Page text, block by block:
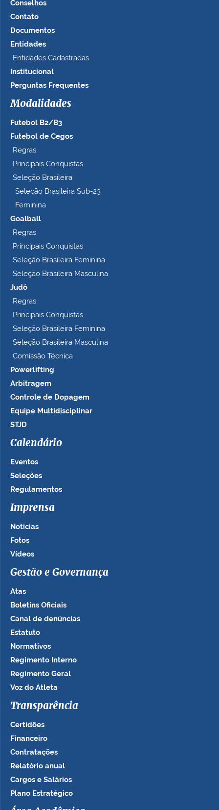
Conselhos
Contato
Documentos
Entidades
Entidades Cadastradas
Institucional
Perguntas Frequentes
Modalidades
Futebol B2/B3
Futebol de Cegos
Regras
Principais Conquistas
Seleção Brasileira
Seleção Brasileira Sub-23
Feminina
Goalball
Regras
Principais Conquistas
Seleção Brasileira Feminina
Seleção Brasileira Masculina
Judô
Regras
Principais Conquistas
Seleção Brasileira Feminina
Seleção Brasileira Masculina
Comissão Técnica
Powerlifting
Arbitragem
Controle de Dopagem
Equipe Multidisciplinar
STJD
Calendário
Eventos
Seleções
Regulamentos
Imprensa
Notícias
Fotos
Vídeos
Gestão e Governança
Atas
Boletins Oficiais
Canal de denúncias
Estatuto
Normativos
Regimento Interno
Regimento Geral
Voz do Atleta
Transparência
Certidões
Financeiro
Contratações
Relatório anual
Cargos e Salários
Plano Estratégico